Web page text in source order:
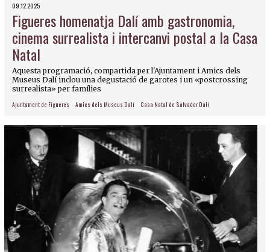
09.12.2025
Figueres homenatja Dalí amb gastronomia,
cinema surrealista i intercanvi postal a la Casa
Natal
Aquesta programació, compartida per l'Ajuntament i Amics dels
Museus Dalí inclou una degustació de garotes i un «postcrossing
surrealista» per famílies
Ajuntament de Figueres Amics dels Museus Dalí Casa Natal de Salvador Dalí